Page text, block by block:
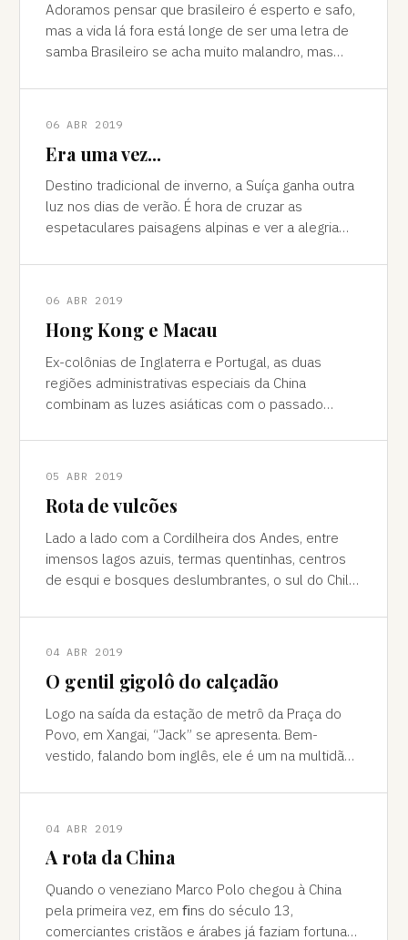
Adoramos pensar que brasileiro é esperto e safo,
mas a vida lá fora está longe de ser uma letra de
samba Brasileiro se acha muito malandro, mas
06 ABR 2019
Era uma vez...
Destino tradicional de inverno, a Suíça ganha outra
luz nos dias de verão. É hora de cruzar as
espetaculares paisagens alpinas e ver a alegria
06 ABR 2019
Hong Kong e Macau
Ex-colônias de Inglaterra e Portugal, as duas
regiões administrativas especiais da China
combinam as luzes asiáticas com o passado
05 ABR 2019
Rota de vulcões
Lado a lado com a Cordilheira dos Andes, entre
imensos lagos azuis, termas quentinhas, centros
de esqui e bosques deslumbrantes, o sul do Chile
04 ABR 2019
O gentil gigolô do calçadão
Logo na saída da estação de metrô da Praça do
Povo, em Xangai, “Jack” se apresenta. Bem-
vestido, falando bom inglês, ele é um na multidão
04 ABR 2019
A rota da China
Quando o veneziano Marco Polo chegou à China
pela primeira vez, em ﬁns do século 13,
comerciantes cristãos e árabes já faziam fortuna